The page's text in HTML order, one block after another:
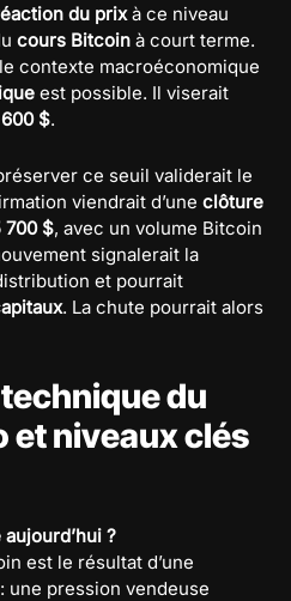
du prixà ce niveau
cours Bitcoin à court terme.
contexte macroéconomique
est possible. Il viserait
$.
ce seuil validerait le
viendrait d’une clôture
700 $, avec un volume Bitcoin
signalerait la
et pourrait
. La chute pourrait alors
du
et niveaux clés
?
est le résultat d’une
pression vendeuse